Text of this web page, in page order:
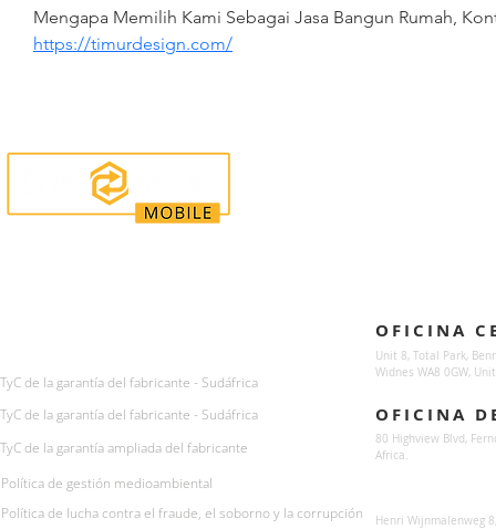
Mengapa Memilih Kami Sebagai Jasa Bangun Rumah,
https://timurdesign.com/
TyC de la garantía del fabricante - Sudáfrica
TyC de la garantía del fabricante - Sudáfrica
TyC de la garantía ampliada del fabricante
Política de gestión medioambiental
Política de lucha contra el fraude, el soborno y la corrupción
OFICINA
Unit 8, Total Park,
Widnes WA8 0GW,
OFICINA
80 Highview Blvd,
Africa.
Henri Wijnmalenweg